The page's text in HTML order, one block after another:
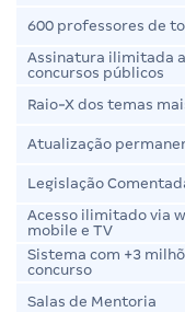
600 professores de
Assinatura ilimitada
concursos públicos
Raio-X dos temas
Atualização
Legislação
Acesso ilimitado via
mobile e TV
Sistema com +3
concurso
Salas de Mentoria